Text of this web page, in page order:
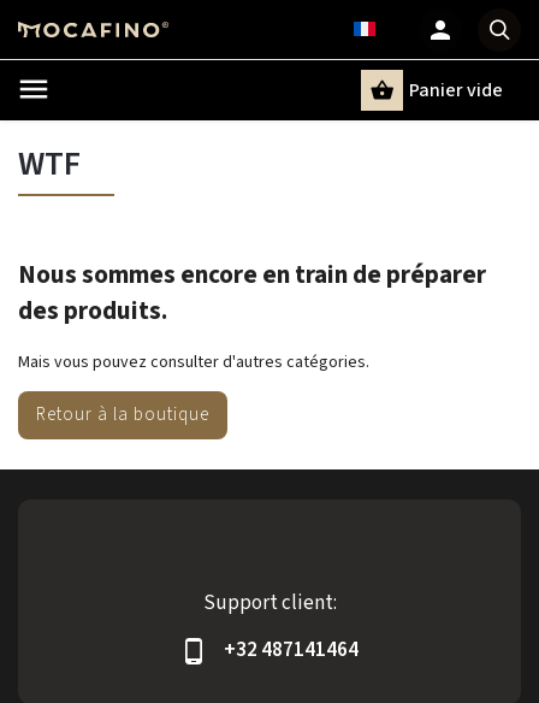
Panier vide
WTF
Nous sommes encore en train de préparer
des produits.
Mais vous pouvez consulter d'autres catégories.
Retour à la boutique
Support client:
+32 487141464